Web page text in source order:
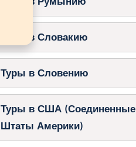
Туры в Словакию
Туры в Словению
Туры в США (Соединенные
Штаты Америки)